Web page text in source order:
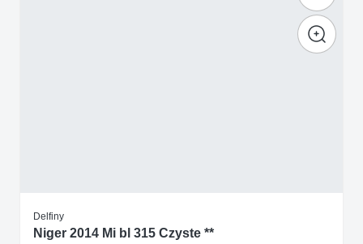
Delfiny
Niger 2014 Mi bl 315 Czyste **